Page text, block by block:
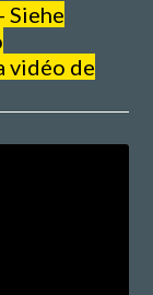
Siehe
vidéo de